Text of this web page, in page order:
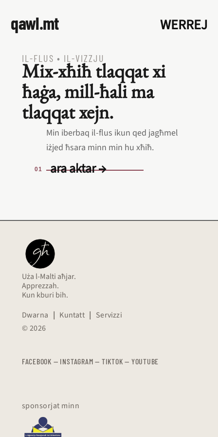
qawl.mt WERREJ
IL‑FLUS • IL‑VIZZJU
Mix‑xħiħ tlaqqat xi
ħaġa, mill‑ħali ma
tlaqqat xejn.
Min iberbaq il‑flus ikun qed jagħmel
iżjed ħsara minn min hu xħiħ.
ara aktar →
Uża l-Malti aħjar.
Apprezzah.
Kun kburi bih.
Dwarna | Kuntatt | Servizzi
© 2026
FACEBOOK — INSTAGRAM — TIKTOK — YOUTUBE
sponsorjat minn